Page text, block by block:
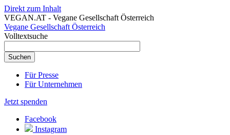
Direkt zum Inhalt
VEGAN.AT - Vegane Gesellschaft Österreich
Vegane Gesellschaft Österreich
Volltextsuche
Für Presse
Für Unternehmen
Jetzt spenden
Facebook
Instagram